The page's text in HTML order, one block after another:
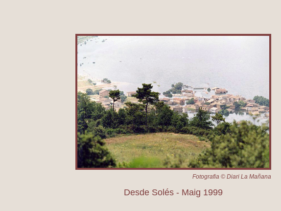
Solés - Maig 1999
Fotografia © Diari La Mañana
Desde Solés - Maig 1999